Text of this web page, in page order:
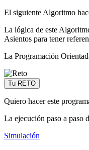
El siguiente Algoritmo
La lógica de este
Asientos para tener
La Programación
Tu RETO
Quiero hacer este
La ejecución paso a paso
Simulación